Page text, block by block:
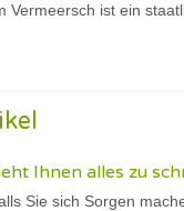
Vermeersch ist ein
Ihnen alles zu
Sie sich Sorgen